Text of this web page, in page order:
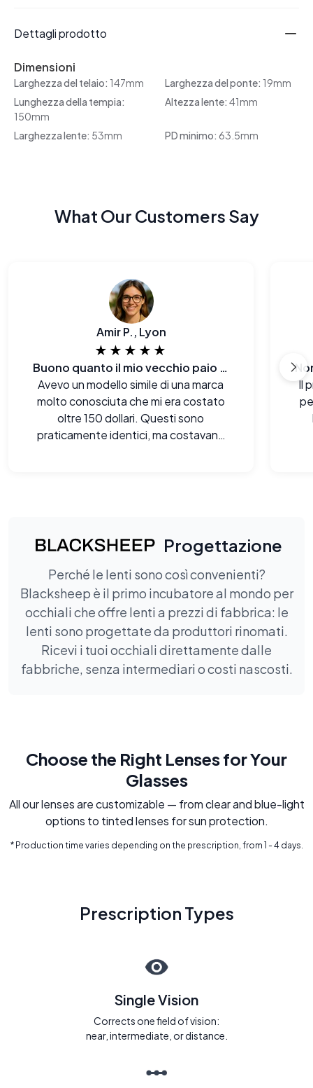
Dettagli prodotto
Dimensioni
Larghezza del telaio: 147mm Larghezza del ponte: 19mm
Lunghezza della tempia:
150mm
Altezza lente: 41mm
Larghezza lente: 53mm PD minimo: 63.5mm
What Our Customers Say
Amir P., Lyon
★★★★★
Buono quanto il mio vecchio paio di [marca famosa]
Avevo un modello simile di una marca
molto conosciuta che mi era costato
oltre 150 dollari. Questi sono
praticamente identici, ma costavano
Il
Progettazione
Perché le lenti sono così convenienti?
Blacksheep è il primo incubatore al mondo per
occhiali che offre lenti a prezzi di fabbrica: le
lenti sono progettate da produttori rinomati.
Ricevi i tuoi occhiali direttamente dalle
fabbriche, senza intermediari o costi nascosti.
Choose the Right Lenses for Your
Glasses
All our lenses are customizable — from clear and blue-light
options to tinted lenses for sun protection.
* Production time varies depending on the prescription, from 1 - 4 days.
Prescription Types
Single Vision
Corrects one field of vision:
near, intermediate, or distance.